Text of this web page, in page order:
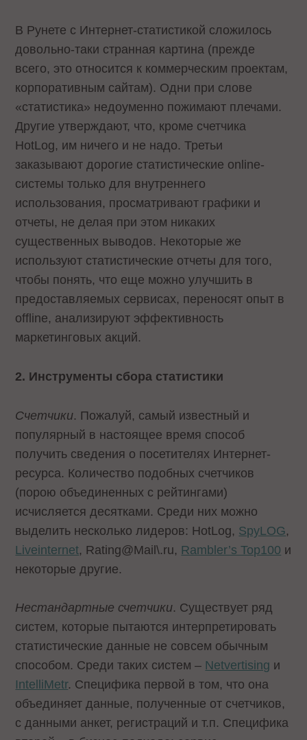
В Рунете с Интернет-статистикой сложилось
довольно-таки странная картина (прежде
всего, это относится к коммерческим проектам,
корпоративным сайтам). Одни при слове
«статистика» недоуменно пожимают плечами.
Другие утверждают, что, кроме счетчика
HotLog, им ничего и не надо. Третьи
заказывают дорогие статистические online-
системы только для внутреннего
использования, просматривают графики и
отчеты, не делая при этом никаких
существенных выводов. Некоторые же
используют статистические отчеты для того,
чтобы понять, что еще можно улучшить в
предоставляемых сервисах, переносят опыт в
offline, анализируют эффективность
маркетинговых акций.
2. Инструменты сбора статистики
Счетчики. Пожалуй, самый известный и
популярный в настоящее время способ
получить сведения о посетителях Интернет-
ресурса. Количество подобных счетчиков
(порою объединенных с рейтингами)
исчисляется десятками. Среди них можно
выделить несколько лидеров: HotLog, SpyLOG,
Liveinternet, Rating@Mail\.ru, Rambler’s Top100 и
некоторые другие.
Нестандартные счетчики. Существует ряд
систем, которые пытаются интерпретировать
статистические данные не совсем обычным
способом. Среди таких систем – Netvertising и
IntelliMetr. Специфика первой в том, что она
объединяет данные, полученные от счетчиков,
с данными анкет, регистраций и т.п. Специфика